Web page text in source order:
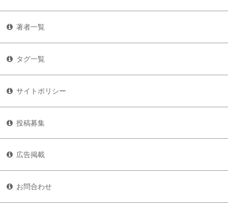
著者一覧
タグ一覧
サイトポリシー
投稿募集
広告掲載
お問合わせ